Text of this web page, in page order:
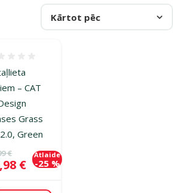
Kārtot pēc
– CAT
Grass
Green
cena
€
€
Atlaide
-25 %